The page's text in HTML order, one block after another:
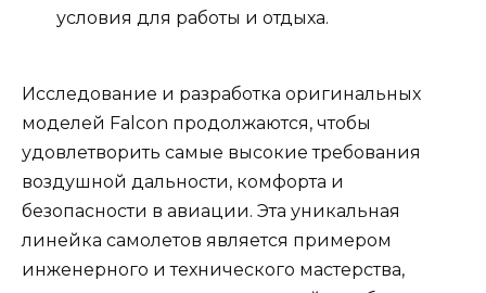
условия для работы и отдыха.
Исследование и разработка оригинальных
моделей Falcon продолжаются, чтобы
удовлетворить самые высокие требования
воздушной дальности, комфорта и
безопасности в авиации. Эта уникальная
линейка самолетов является примером
инженерного и технического мастерства,